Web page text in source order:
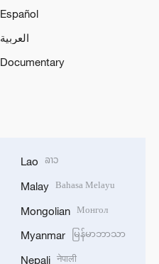
Español
العربية
Documentary
Lao ລາວ
Malay Bahasa Melayu
Mongolian Монгол
Myanmar မြန်မာဘာသာ
Nepali नेपाली